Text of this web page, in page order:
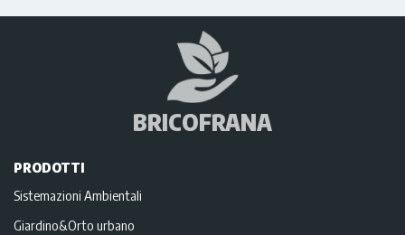
BRICOFRANA
PRODOTTI
Sistemazioni Ambientali
Giardino&Orto urbano